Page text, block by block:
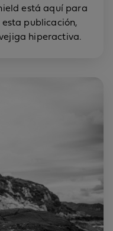
está aquí para
publicación,
hiperactiva.